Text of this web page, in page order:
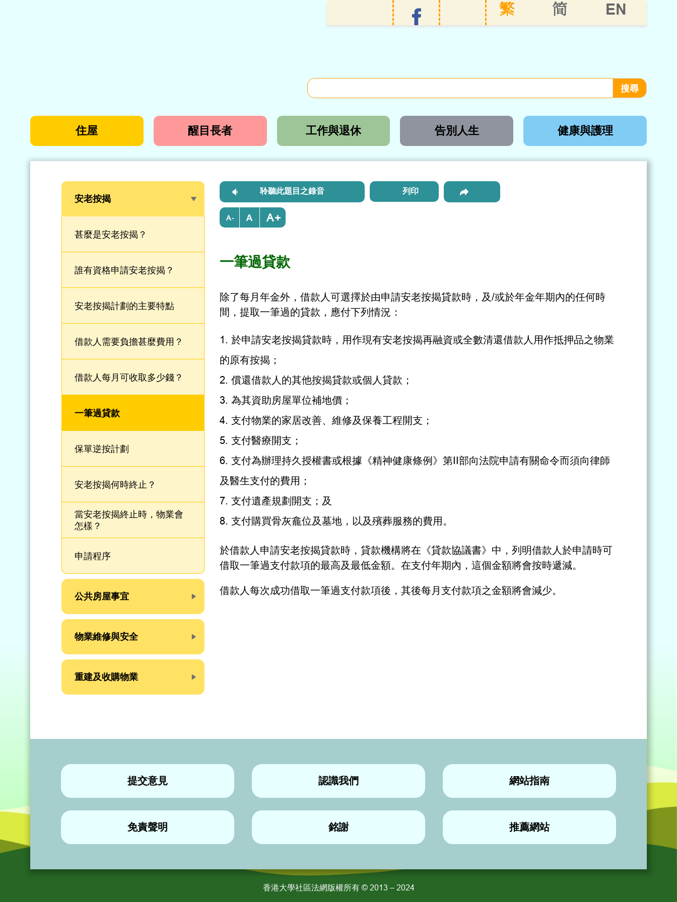
EN
简
繁
住屋 醒目長者 工作與退休 告別人生 健康與護理
聆聽此題目之錄音 列印
- +
一筆過貸款
除了每月年金外，借款人可選擇於由申請安老按揭貸款時，及/或於年金年期內的任何時
間，提取一筆過的貸款，應付下列情況：
於申請安老按揭貸款時，用作現有安老按揭再融資或全數清還借款人用作抵押品之物業
的原有按揭；
償還借款人的其他按揭貸款或個人貸款；
為其資助房屋單位補地價；
支付物業的家居改善、維修及保養工程開支；
支付醫療開支；
支付為辦理持久授權書或根據《精神健康條例》第II部向法院申請有關命令而須向律師
及醫生支付的費用；
支付遺產規劃開支；及
支付購買骨灰龕位及墓地，以及殯葬服務的費用。
於借款人申請安老按揭貸款時，貸款機構將在《貸款協議書》中，列明借款人於申請時可
借取一筆過支付款項的最高及最低金額。在支付年期內，這個金額將會按時遞減。
借款人每次成功借取一筆過支付款項後，其後每月支付款項之金額將會減少。
安老按揭
申請程序
當安老按揭終止時，物業會
怎樣？
安老按揭何時終止？
保單逆按計劃
一筆過貸款
借款人每月可收取多少錢？
借款人需要負擔甚麼費用？
安老按揭計劃的主要特點
誰有資格申請安老按揭？
甚麼是安老按揭？
公共房屋事宜
物業維修與安全
重建及收購物業
提交意見 認識我們 網站指南
免責聲明 銘謝 推薦網站
香港大學社區法網版權所有 © 2013 – 2024